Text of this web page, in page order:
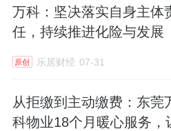
温暖，在邻里守望中流淌
在苏义群服务的社区里，
牵挂。她常说：“老人们
有陪伴。”
万科：坚决落实自身主体
任，持续推进化险与发展
原创 乐居财经 07-31
从拒缴到主动缴费：东莞
科物业18个月暖心服务，